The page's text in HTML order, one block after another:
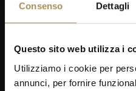
Consenso Dettagli
Questo sito web utilizza i
Utilizziamo i cookie per
annunci, per fornire